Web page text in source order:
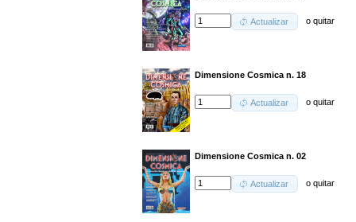
Actualizar oquitar
Dimensione Cosmica n. 18
Actualizar oquitar
Dimensione Cosmica n. 02
Actualizar oquitar